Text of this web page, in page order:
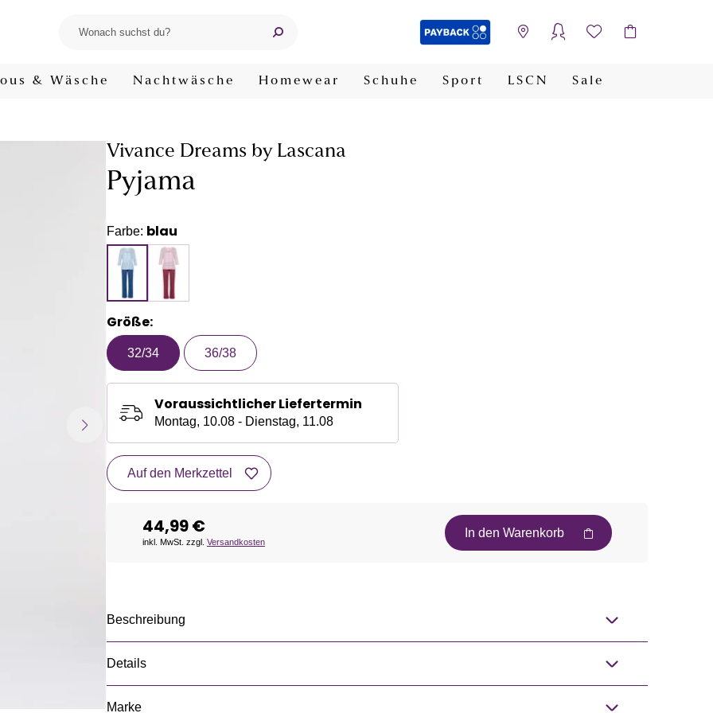
& Wäsche Nachtwäsche Homewear Schuhe Sport LSCN Sale
Vivance Dreams by Lascana
Pyjama
Farbe: blau
Größe:
32/34 36/38
Voraussichtlicher Liefertermin
Montag, 10.08 - Dienstag, 11.08
Auf den Merkzettel
44,99 €
inkl. MwSt. zzgl. Versandkosten
In den Warenkorb
Beschreibung
Details
Marke